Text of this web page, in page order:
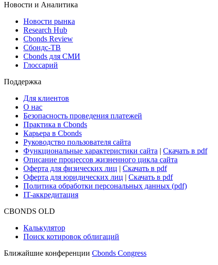
Новости и Аналитика
Новости рынка
Research Hub
Cbonds Review
Сбондс-ТВ
Cbonds для СМИ
Глоссарий
Поддержка
Для клиентов
О нас
Безопасность проведения платежей
Практика в Cbonds
Карьера в Cbonds
Руководство пользователя сайта
Функциональные характеристики сайта | Скачать в pdf
Описание процессов жизненного цикла сайта
Оферта для физических лиц | Скачать в pdf
Оферта для юридических лиц | Скачать в pdf
Политика обработки персональных данных (pdf)
IT-аккредитация
CBONDS OLD
Калькулятор
Поиск котировок облигаций
Ближайшие конференции Cbonds Congress